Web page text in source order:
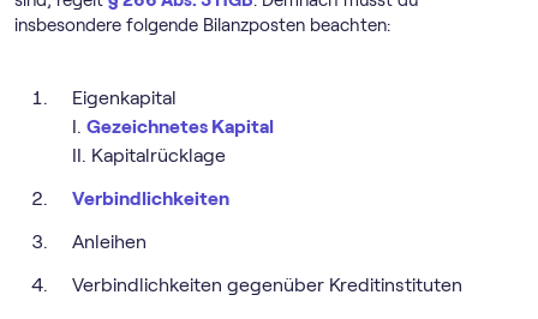
insbesondere folgende Bilanzposten beachten:
Eigenkapital
I. Gezeichnetes Kapital
II. Kapitalrücklage
Verbindlichkeiten
Anleihen
Verbindlichkeiten gegenüber Kreditinstituten